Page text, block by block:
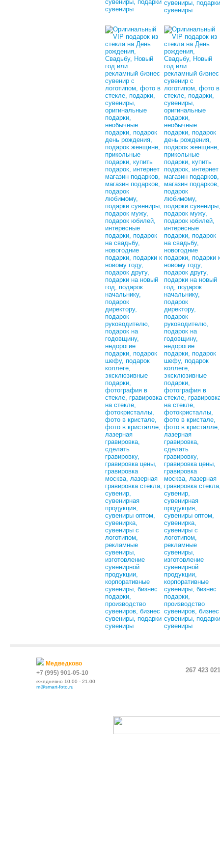
Медведково
+7 (995) 901-05-10
ежедневно 10.00 - 21.00
m@smart-foto.ru
267 423 021